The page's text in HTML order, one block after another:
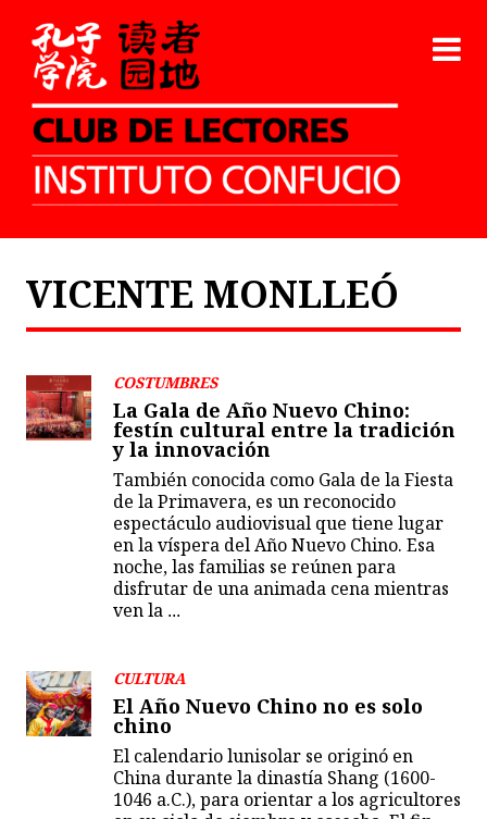
VICENTE MONLLEÓ
COSTUMBRES
La Gala de Año Nuevo Chino:
festín cultural entre la tradición
y la innovación
También conocida como Gala de la Fiesta
de la Primavera, es un reconocido
espectáculo audiovisual que tiene lugar
en la víspera del Año Nuevo Chino. Esa
noche, las familias se reúnen para
disfrutar de una animada cena mientras
ven la ...
CULTURA
El Año Nuevo Chino no es solo
chino
El calendario lunisolar se originó en
China durante la dinastía Shang (1600-
1046 a.C.), para orientar a los agricultores